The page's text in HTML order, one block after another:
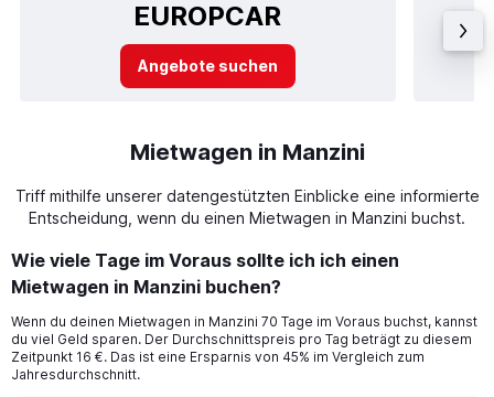
EUROPCAR
Angebote suchen
Mietwagen in Manzini
Triff mithilfe unserer datengestützten Einblicke eine informierte
Entscheidung, wenn du einen Mietwagen in Manzini buchst.
Wie viele Tage im Voraus sollte ich ich einen
Mietwagen in Manzini buchen?
Wenn du deinen Mietwagen in Manzini 70 Tage im Voraus buchst, kannst
du viel Geld sparen. Der Durchschnittspreis pro Tag beträgt zu diesem
Zeitpunkt 16 €. Das ist eine Ersparnis von 45% im Vergleich zum
Jahresdurchschnitt.